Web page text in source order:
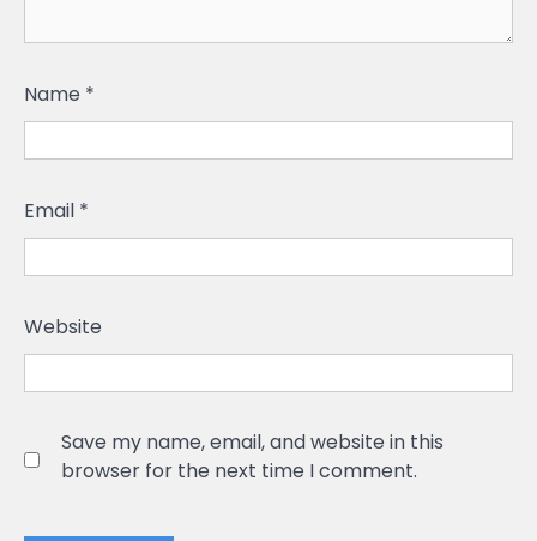
Name *
Email *
Website
Save my name, email, and website in this
browser for the next time I comment.